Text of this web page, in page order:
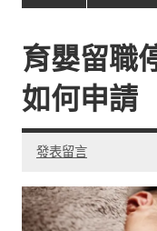
育嬰留職
如何申請
發表留言